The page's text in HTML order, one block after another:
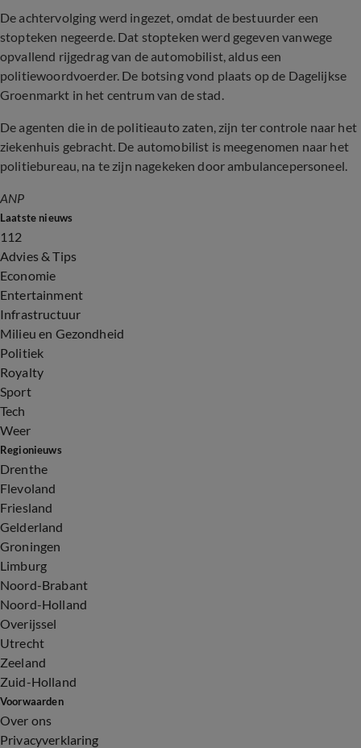
De achtervolging werd ingezet, omdat de bestuurder een
stopteken negeerde. Dat stopteken werd gegeven vanwege
opvallend rijgedrag van de automobilist, aldus een
politiewoordvoerder. De botsing vond plaats op de Dagelijkse
Groenmarkt in het centrum van de stad.
De agenten die in de politieauto zaten, zijn ter controle naar het
ziekenhuis gebracht. De automobilist is meegenomen naar het
politiebureau, na te zijn nagekeken door ambulancepersoneel.
ANP
Laatste nieuws
112
Advies & Tips
Economie
Entertainment
Infrastructuur
Milieu en Gezondheid
Politiek
Royalty
Sport
Tech
Weer
Regionieuws
Drenthe
Flevoland
Friesland
Gelderland
Groningen
Limburg
Noord-Brabant
Noord-Holland
Overijssel
Utrecht
Zeeland
Zuid-Holland
Voorwaarden
Over ons
Privacyverklaring